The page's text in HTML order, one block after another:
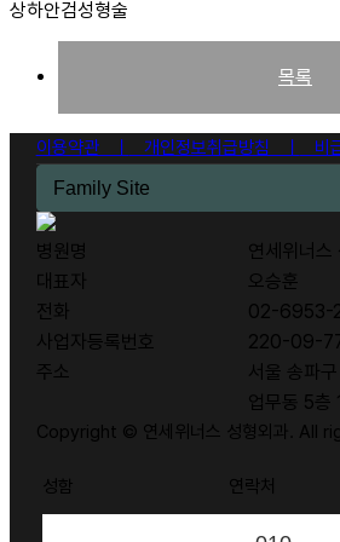
상하안검성형술
목록
이용약관 ㅣ 개인정보취급방침 ㅣ 비
병원명
연세위너스
대표자
오승훈
전화
02-6953-
사업자등록번호
220-09-
주소
서울 송파
업무동 5층
Copyright © 연세위너스 성형외과. All
성함 연락처